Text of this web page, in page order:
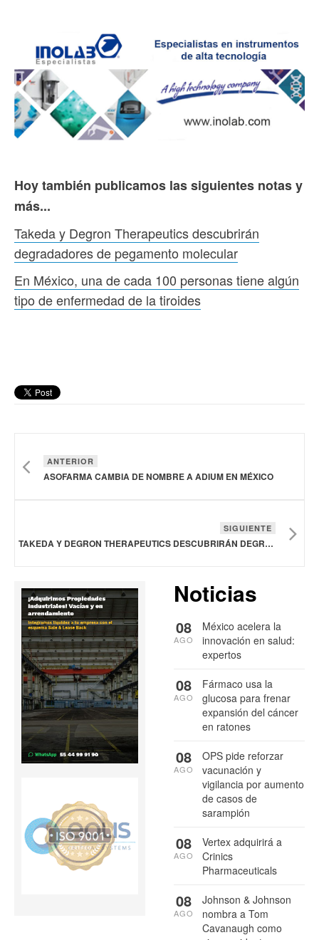
Hoy también publicamos las siguientes notas y
más...
Takeda y Degron Therapeutics descubrirán
degradadores de pegamento molecular
En México, una de cada 100 personas tiene algún
tipo de enfermedad de la tiroides
ANTERIOR
ASOFARMA CAMBIA DE NOMBRE A ADIUM EN MÉXICO
SIGUIENTE
TAKEDA Y DEGRON THERAPEUTICS DESCUBRIRÁN DEGRADADORES DE PEGAMENTO MOLECULAR
Noticias
México acelera la
innovación en salud:
expertos
08
AGO
Fármaco usa la
glucosa para frenar
expansión del cáncer
en ratones
08
AGO
OPS pide reforzar
vacunación y
vigilancia por aumento
de casos de
sarampión
08
AGO
Vertex adquirirá a
Crinics
Pharmaceuticals
08
AGO
Johnson & Johnson
nombra a Tom
Cavanaugh como
08
AGO